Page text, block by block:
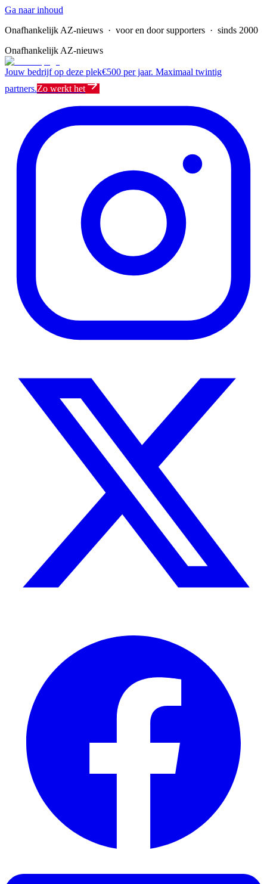
Ga naar inhoud
Onafhankelijk AZ-nieuws · voor en door supporters · sinds 2000
Onafhankelijk AZ-nieuws
Jouw bedrijf op deze plek€500 per jaar. Maximaal twintig
partners.Zo werkt het